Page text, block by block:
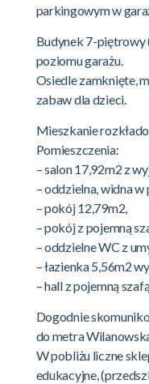
parkingowym w
Budynek 7-piętrowy
poziomu garażu.
Osiedle zamknięte,
zabaw dla dzieci.
Mieszkanie
Pomieszczenia:
– salon 17,92m2 z
– oddzielna, widna w
– pokój 12,79m2,
– pokój z pojemną
– oddzielne WC z
– łazienka 5,56m2
– hall z pojemną
Dogodnie
do metra
W pobliżu liczne
edukacyjne,